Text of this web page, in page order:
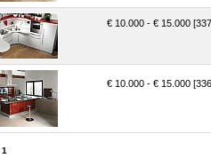
€ 10.000 - € 15.000
€ 10.000 - € 15.000
1